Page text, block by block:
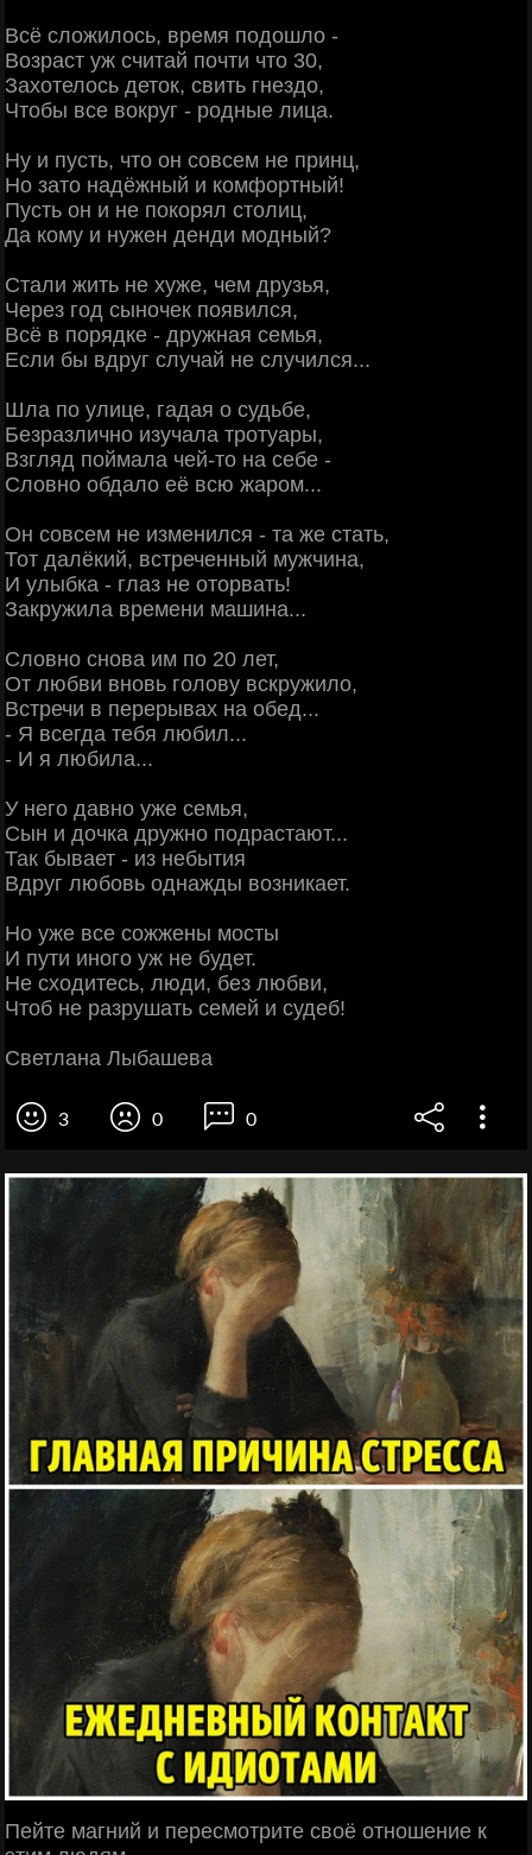
Всё сложилось, время подошло -
Возраст уж считай почти что 30,
Захотелось деток, свить гнездо,
Чтобы все вокруг - родные лица.
Ну и пусть, что он совсем не принц,
Но зато надёжный и комфортный!
Пусть он и не покорял столиц,
Да кому и нужен денди модный?
Стали жить не хуже, чем друзья,
Через год сыночек появился,
Всё в порядке - дружная семья,
Если бы вдруг случай не случился...
Шла по улице, гадая о судьбе,
Безразлично изучала тротуары,
Взгляд поймала чей-то на себе -
Словно обдало её всю жаром...
Он совсем не изменился - та же стать,
Тот далёкий, встреченный мужчина,
И улыбка - глаз не оторвать!
Закружила времени машина...
Словно снова им по 20 лет,
От любви вновь голову вскружило,
Встречи в перерывах на обед...
- Я всегда тебя любил...
- И я любила...
У него давно уже семья,
Сын и дочка дружно подрастают...
Так бывает - из небытия
Вдруг любовь однажды возникает.
Но уже все сожжены мосты
И пути иного уж не будет.
Не сходитесь, люди, без любви,
Чтоб не разрушать семей и судеб!
Светлана Лыбашева
3 0 0
Пейте магний и пересмотрите своё отношение к